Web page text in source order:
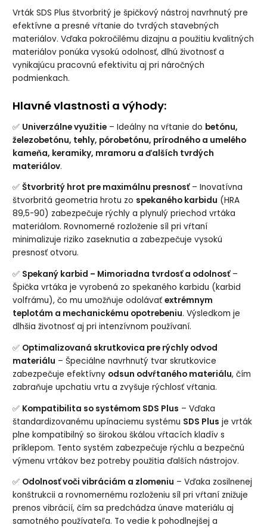
Vrták SDS Plus štvorbritý je špičkový nástroj navrhnutý pre
efektívne a presné vŕtanie do tvrdých stavebných
materiálov. Vďaka pokročilému dizajnu a použitiu kvalitných
materiálov ponúka vysokú odolnosť, dlhú životnosť a
vynikajúcu pracovnú efektivitu aj pri náročných
podmienkach.
Hlavné vlastnosti a výhody:
✅ Univerzálne využitie – Ideálny na vŕtanie do betónu,
železobetónu, tehly, pórobetónu, prírodného a umelého
kameňa, keramiky, mramoru a ďalších tvrdých
materiálov.
✅Štvorbritý hrot pre maximálnu presnosť– Inovatívna
štvorbritá geometria hrotu zo spekaného karbidu (HRA
89,5-90) zabezpečuje rýchly a plynulý priechod vrtáka
materiálom. Rovnomerné rozloženie síl pri vŕtaní
minimalizuje riziko zaseknutia a zabezpečuje vysokú
presnosť otvoru.
✅ Spekaný karbid – Mimoriadna tvrdosť a odolnosť–
Špička vrtáka je vyrobená zo spekaného karbidu (karbid
volfrámu), čo mu umožňuje odolávaťextrémnym
teplotám a mechanickému opotrebeniu. Výsledkom je
dlhšia životnosť aj pri intenzívnom používaní.
✅ Optimalizovaná skrutkovica pre rýchly odvod
materiálu – Špeciálne navrhnutý tvar skrutkovice
zabezpečuje efektívny odsun odvŕtaného materiálu, čím
zabraňuje upchatiu vrtu a zvyšuje rýchlosť vŕtania.
✅ Kompatibilita so systémom SDS Plus – Vďaka
štandardizovanému upínaciemu systému SDS Plus je vrták
plne kompatibilný so širokou škálou vŕtacích kladív s
príklepom. Tento systém zabezpečuje rýchlu a bezpečnú
výmenu vrtákov bez potreby použitia ďalších nástrojov.
✅ Odolnosť voči vibráciám a zlomeniu – Vďaka zosilnenej
konštrukcii a rovnomernému rozloženiu síl pri vŕtaní znižuje
prenos vibrácií, čím sa predchádza únave materiálu aj
samotného používateľa. To vedie k pohodlnejšej a